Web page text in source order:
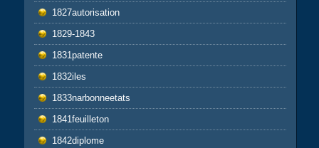
1827autorisation
1829-1843
1831patente
1832iles
1833narbonneetats
1841feuilleton
1842diplome